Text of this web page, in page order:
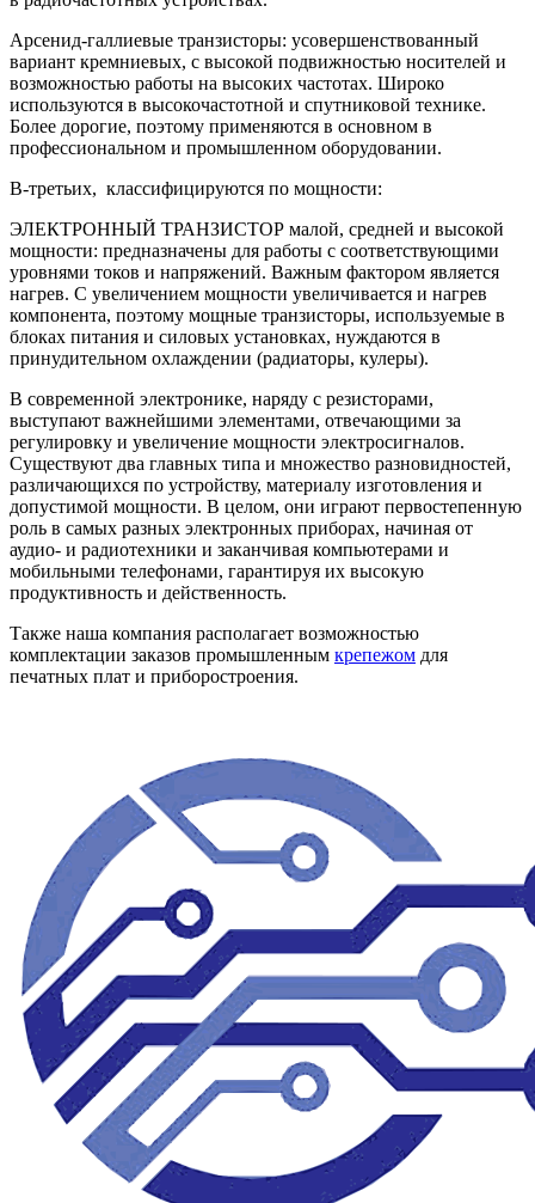
Арсенид-галлиевые транзисторы: усовершенствованный
вариант кремниевых, с высокой подвижностью носителей и
возможностью работы на высоких частотах. Широко
используются в высокочастотной и спутниковой технике.
Более дорогие, поэтому применяются в основном в
профессиональном и промышленном оборудовании.
В-третьих, классифицируются по мощности:
ЭЛЕКТРОННЫЙ ТРАНЗИСТОР малой, средней и высокой
мощности: предназначены для работы с соответствующими
уровнями токов и напряжений. Важным фактором является
нагрев. С увеличением мощности увеличивается и нагрев
компонента, поэтому мощные транзисторы, используемые в
блоках питания и силовых установках, нуждаются в
принудительном охлаждении (радиаторы, кулеры).
В современной электронике, наряду с резисторами,
выступают важнейшими элементами, отвечающими за
регулировку и увеличение мощности электросигналов.
Существуют два главных типа и множество разновидностей,
различающихся по устройству, материалу изготовления и
допустимой мощности. В целом, они играют первостепенную
роль в самых разных электронных приборах, начиная от
аудио- и радиотехники и заканчивая компьютерами и
мобильными телефонами, гарантируя их высокую
продуктивность и действенность.
Также наша компания располагает возможностью
комплектации заказов промышленным крепежом для
печатных плат и приборостроения.